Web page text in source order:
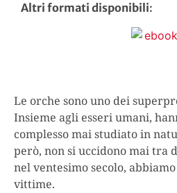
Altri formati disponibili:
Le orche sono uno dei
Insieme agli esseri umani,
complesso mai studiato in
però, non si uccidono mai tra
nel ventesimo secolo,
vittime.